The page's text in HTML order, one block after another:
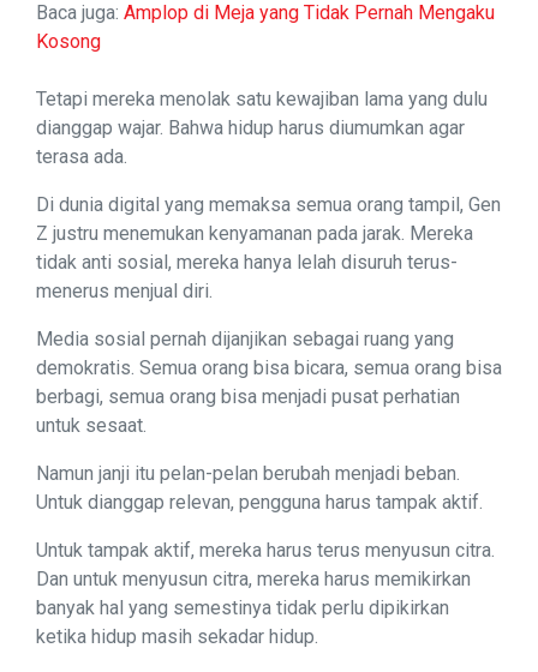
Baca juga: Amplop di Meja yang Tidak Pernah Mengaku
Kosong
Tetapi mereka menolak satu kewajiban lama yang dulu
dianggap wajar. Bahwa hidup harus diumumkan agar
terasa ada.
Di dunia digital yang memaksa semua orang tampil, Gen
Z justru menemukan kenyamanan pada jarak. Mereka
tidak anti sosial, mereka hanya lelah disuruh terus-
menerus menjual diri.
Media sosial pernah dijanjikan sebagai ruang yang
demokratis. Semua orang bisa bicara, semua orang bisa
berbagi, semua orang bisa menjadi pusat perhatian
untuk sesaat.
Namun janji itu pelan-pelan berubah menjadi beban.
Untuk dianggap relevan, pengguna harus tampak aktif.
Untuk tampak aktif, mereka harus terus menyusun citra.
Dan untuk menyusun citra, mereka harus memikirkan
banyak hal yang semestinya tidak perlu dipikirkan
ketika hidup masih sekadar hidup.